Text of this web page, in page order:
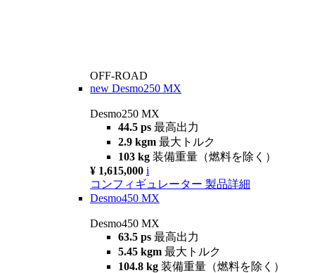
OFF-ROAD
new Desmo250 MX
Desmo250 MX
44.5 ps 最高出力
2.9 kgm 最大トルク
103 kg 装備重量（燃料を除く）
¥ 1,615,000 i
コンフィギュレーター 製品詳細
Desmo450 MX
Desmo450 MX
63.5 ps 最高出力
5.45 kgm 最大トルク
104.8 kg 装備重量（燃料を除く）